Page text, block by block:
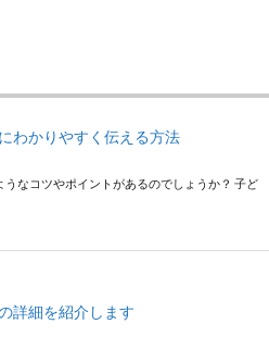
わかりやすく伝える方法
なコツやポイントがあるのでしょうか？ 子ど
詳細を紹介します